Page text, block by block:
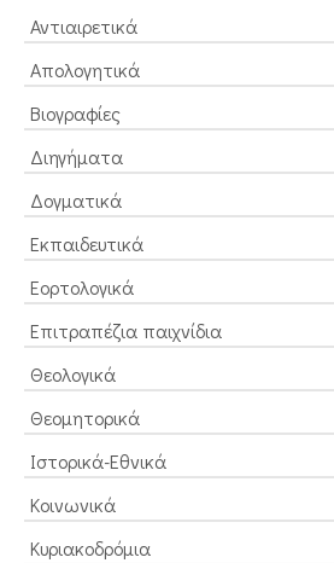
Αντιαιρετικά
Απολογητικά
Βιογραφίες
Διηγήματα
Δογματικά
Εκπαιδευτικά
Εορτολογικά
Επιτραπέζια παιχνίδια
Θεολογικά
Θεομητορικά
Ιστορικά-Εθνικά
Κοινωνικά
Κυριακοδρόμια